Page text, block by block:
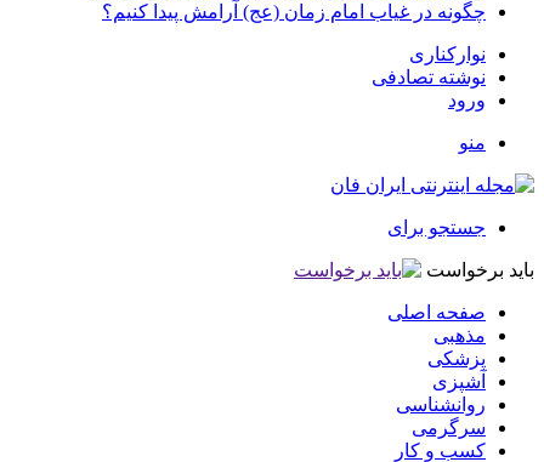
چگونه در غیاب امام زمان (عج) آرامش پیدا کنیم؟
نوارکناری
نوشته تصادفی
ورود
منو
جستجو برای
باید برخواست
صفحه اصلی
مذهبی
پزشکی
آشپزی
روانشناسی
سرگرمی
کسب و کار